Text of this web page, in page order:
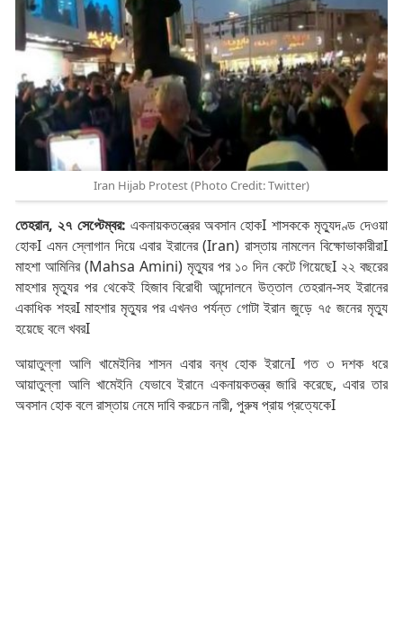
Iran Hijab Protest (Photo Credit: Twitter)
তেহরান, ২৭ সেপ্টেম্বর: একনায়কতন্ত্রের অবসান হোকI শাসককে মৃত্যুদণ্ড দেওয়া
হোকI এমন স্লোগান দিয়ে এবার ইরানের (Iran) রাস্তায় নামলেন বিক্ষোভাকারীরাI
মাহশা আমিনির (Mahsa Amini) মৃত্যুর পর ১০ দিন কেটে গিয়েছেI ২২ বছরের
মাহশার মৃত্যুর পর থেকেই হিজাব বিরোধী আন্দোলনে উত্তাল তেহরান-সহ ইরানের
একাধিক শহরI মাহশার মৃত্যুর পর এখনও পর্যন্ত গোটা ইরান জুড়ে ৭৫ জনের মৃত্যু
হয়েছে বলে খবরI
আয়াতুল্লা আলি খামেইনির শাসন এবার বন্ধ হোক ইরানেI গত ৩ দশক ধরে
আয়াতুল্লা আলি খামেইনি যেভাবে ইরানে একনায়কতন্ত্র জারি করেছে, এবার তার
অবসান হোক বলে রাস্তায় নেমে দাবি করচেন নারী, পুরুষ প্রায় প্রত্যেকেI